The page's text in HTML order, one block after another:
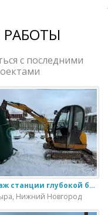
с последними
Монтаж станции глубокой биологической очистки ИталБио - 5 с колодцем дренажным для слива воды
Нижний Новгород